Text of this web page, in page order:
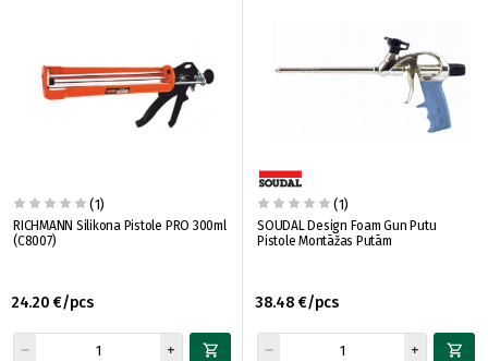
(1)
RICHMANN Silikona Pistole PRO 300ml
(C8007)
24.20 €/pcs
(1)
SOUDAL Design Foam Gun Putu
Pistole Montāžas Putām
38.48 €/pcs